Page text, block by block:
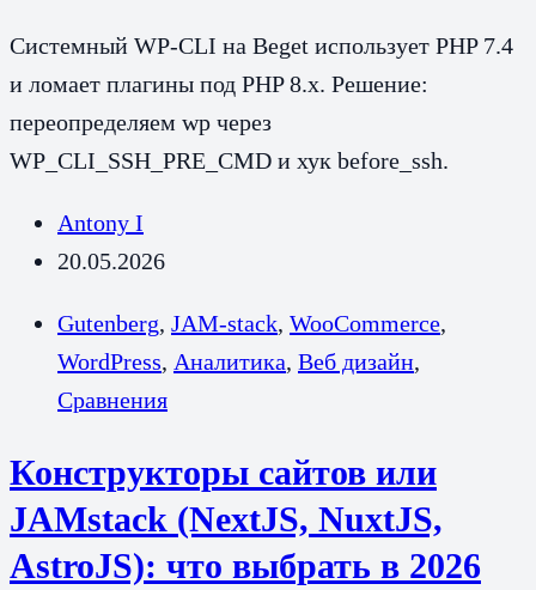
Системный WP-CLI на Beget использует PHP 7.4
и ломает плагины под PHP 8.x. Решение:
переопределяем wp через
WP_CLI_SSH_PRE_CMD и хук before_ssh.
Antony I
20.05.2026
Gutenberg, JAM-stack, WooCommerce,
WordPress, Аналитика, Веб дизайн,
Сравнения
Конструкторы сайтов или
JAMstack (NextJS, NuxtJS,
AstroJS): что выбрать в 2026